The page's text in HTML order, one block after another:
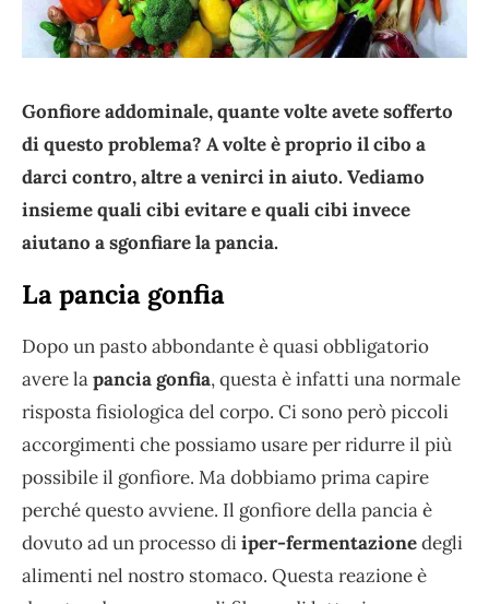
Gonfiore addominale, quante volte avete sofferto
di questo problema? A volte è proprio il cibo a
darci contro, altre a venirci in aiuto. Vediamo
insieme quali cibi evitare e quali cibi invece
aiutano a sgonfiare la pancia.
La pancia gonfia
Dopo un pasto abbondante è quasi obbligatorio
avere lapancia gonfia, questa è infatti una normale
risposta fisiologica del corpo. Ci sono però piccoli
accorgimenti che possiamo usare per ridurre il più
possibile il gonfiore. Ma dobbiamo prima capire
perché questo avviene. Il gonfiore della pancia è
dovuto ad un processo diiper-fermentazionedegli
alimenti nel nostro stomaco. Questa reazione è